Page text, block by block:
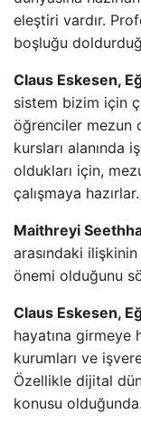
eleştiri vardır.
boşluğu
Claus Eskesen,
sistem bizim için
öğrenciler mezun
kursları alanında
oldukları için,
çalışmaya hazırlar.
Maithreyi
arasındaki
önemi olduğunu
Claus Eskesen,
hayatına girmeye
kurumları ve
Özellikle dijital
konusu olduğunda.